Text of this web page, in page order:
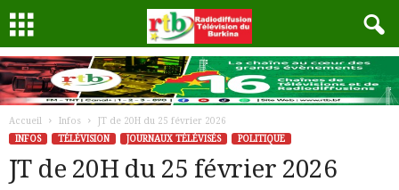
Accueil Infos
JT de 20H du 25 février 2026
INFOS
TÉLÉVISION JOURNAUX TÉLÉVISÉS POLITIQUE
JT de 20H du 25 février 2026